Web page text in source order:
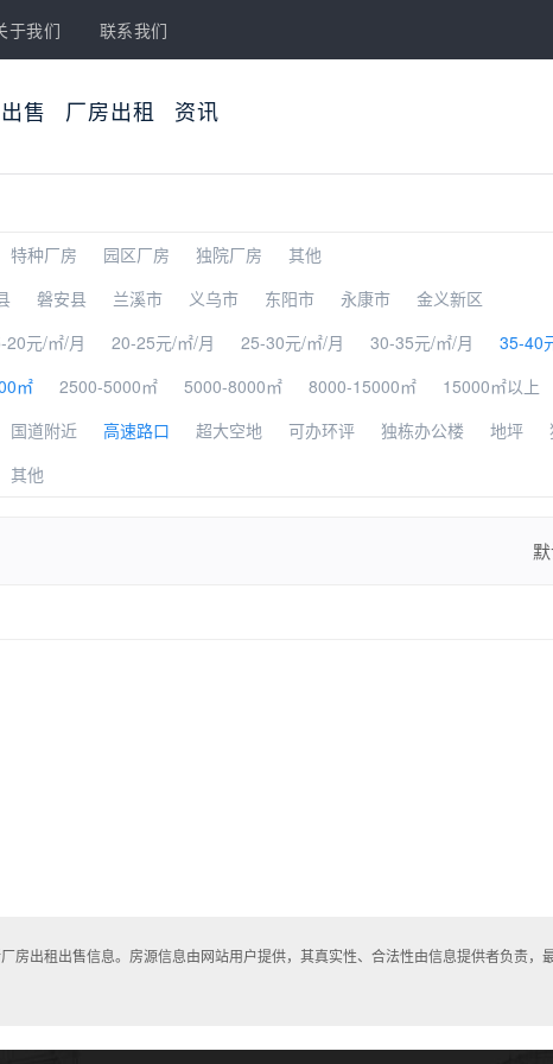
于我们 联系我们
售 厂房出租 资讯
特种厂房 园区厂房 独院厂房
其他
磐安县 兰溪市 义乌市 东阳市 永康市
金义新区
20元/㎡/月 20-25元/㎡/月 25-30元/㎡/月 30-35元/㎡/月
35-40
㎡ 2500-5000㎡ 5000-8000㎡ 8000-15000㎡
15000㎡以上
国道附近 高速路口 超大空地 可办环评 独栋办公楼 地坪
其他
房出租出售信息。房源信息由网站用户提供，其真实性、合法性由信息提供者负责